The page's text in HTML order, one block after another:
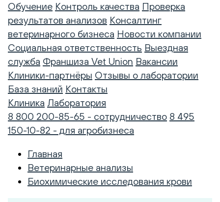
Обучение Контроль качества Проверка
результатов анализов Консалтинг
ветеринарного бизнеса Новости компании
Социальная ответственность Выездная
служба Франшиза Vet Union Вакансии
Клиники-партнёры Отзывы о лаборатории
База знаний Контакты
Клиника Лаборатория
8 800 200-85-65 - сотрудничество 8 495
150-10-82 - для агробизнеса
Главная
Ветеринарные анализы
Биохимические исследования крови